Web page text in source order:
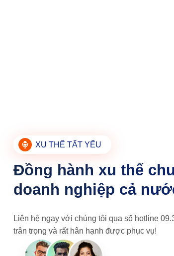
XU THẾ TẤT YẾU
Đồng hành xu thế
doanh nghiệp cả
Liên hệ ngay với chúng tôi qua số hotline
trân trọng và rất hân hạnh được phục vụ!